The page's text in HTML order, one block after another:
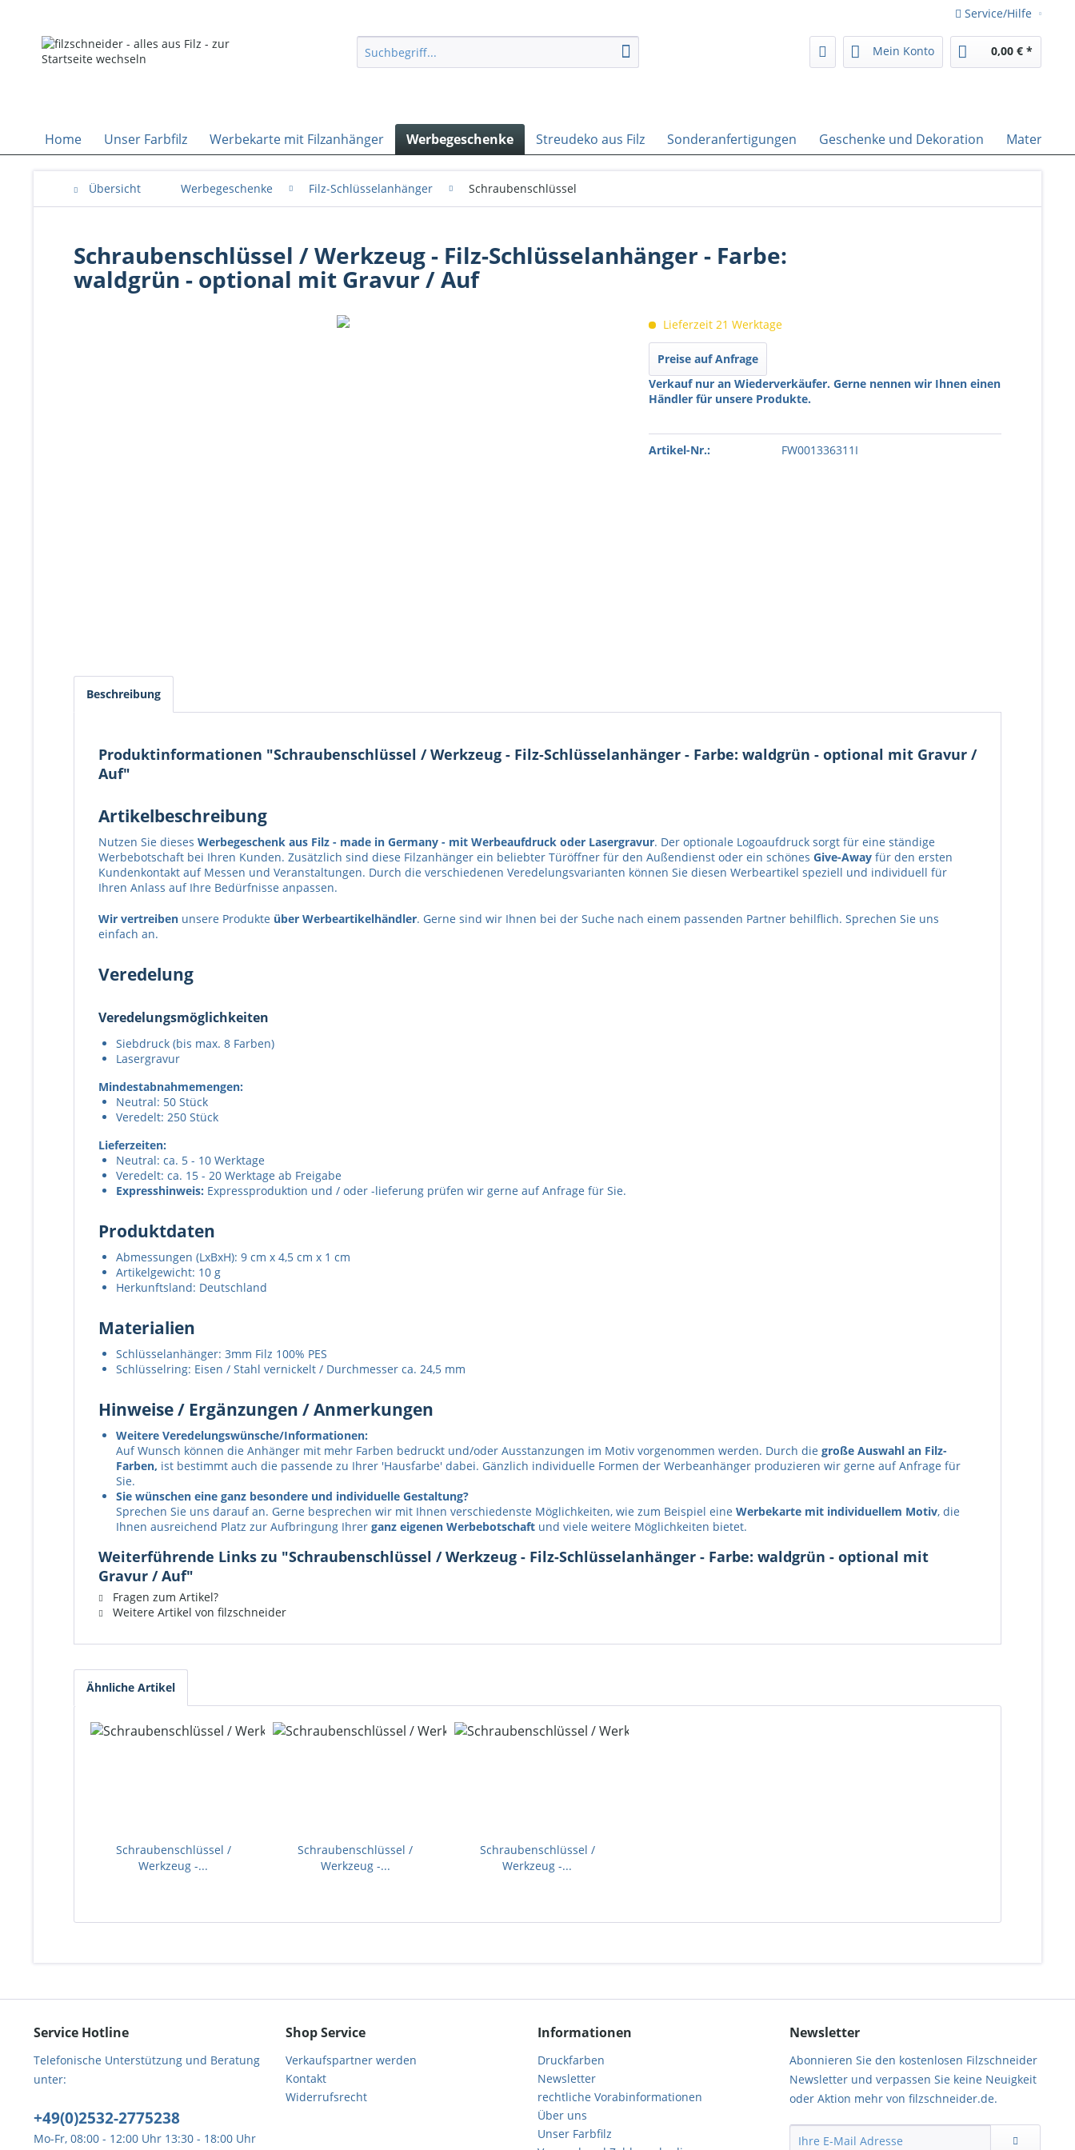
Service/Hilfe
Mein Konto 0,00 € *
Home Unser Farbfilz Werbekarte mit Filzanhänger Werbegeschenke Streudeko aus Filz Sonderanfertigungen Geschenke und Dekoration Material
Übersicht Werbegeschenke Filz-Schlüsselanhänger Schraubenschlüssel
Schraubenschlüssel / Werkzeug - Filz-Schlüsselanhänger - Farbe:
waldgrün - optional mit Gravur / Auf
Lieferzeit 21 Werktage
Preise auf Anfrage
Verkauf nur an Wiederverkäufer. Gerne nennen wir Ihnen einen
Händler für unsere Produkte.
Artikel-Nr.: FW001336311I
Beschreibung
Produktinformationen "Schraubenschlüssel / Werkzeug - Filz-Schlüsselanhänger - Farbe: waldgrün - optional mit Gravur /
Auf"
Artikelbeschreibung
Nutzen Sie dieses Werbegeschenk aus Filz - made in Germany - mit Werbeaufdruck oder Lasergravur. Der optionale Logoaufdruck sorgt für eine ständige
Werbebotschaft bei Ihren Kunden. Zusätzlich sind diese Filzanhänger ein beliebter Türöffner für den Außendienst oder ein schönes Give-Away für den ersten
Kundenkontakt auf Messen und Veranstaltungen. Durch die verschiedenen Veredelungsvarianten können Sie diesen Werbeartikel speziell und individuell für
Ihren Anlass auf Ihre Bedürfnisse anpassen.
Wir vertreiben unsere Produkte über Werbeartikelhändler. Gerne sind wir Ihnen bei der Suche nach einem passenden Partner behilflich. Sprechen Sie uns
einfach an.
Veredelung
Veredelungsmöglichkeiten
Siebdruck (bis max. 8 Farben)
Lasergravur
Mindestabnahmemengen:
Neutral: 50 Stück
Veredelt: 250 Stück
Lieferzeiten:
Neutral: ca. 5 - 10 Werktage
Veredelt: ca. 15 - 20 Werktage ab Freigabe
Expresshinweis: Expressproduktion und / oder -lieferung prüfen wir gerne auf Anfrage für Sie.
Produktdaten
Abmessungen (LxBxH): 9 cm x 4,5 cm x 1 cm
Artikelgewicht: 10 g
Herkunftsland: Deutschland
Materialien
Schlüsselanhänger: 3mm Filz 100% PES
Schlüsselring: Eisen / Stahl vernickelt / Durchmesser ca. 24,5 mm
Hinweise / Ergänzungen / Anmerkungen
Weitere Veredelungswünsche/Informationen:
Auf Wunsch können die Anhänger mit mehr Farben bedruckt und/oder Ausstanzungen im Motiv vorgenommen werden. Durch die große Auswahl an Filz-
Farben, ist bestimmt auch die passende zu Ihrer 'Hausfarbe' dabei. Gänzlich individuelle Formen der Werbeanhänger produzieren wir gerne auf Anfrage für
Sie.
Sie wünschen eine ganz besondere und individuelle Gestaltung?
Sprechen Sie uns darauf an. Gerne besprechen wir mit Ihnen verschiedenste Möglichkeiten, wie zum Beispiel eine Werbekarte mit individuellem Motiv, die
Ihnen ausreichend Platz zur Aufbringung Ihrer ganz eigenen Werbebotschaft und viele weitere Möglichkeiten bietet.
Weiterführende Links zu "Schraubenschlüssel / Werkzeug - Filz-Schlüsselanhänger - Farbe: waldgrün - optional mit
Gravur / Auf"
Fragen zum Artikel?
Weitere Artikel von filzschneider
Ähnliche Artikel
Schraubenschlüssel /
Werkzeug -...
Schraubenschlüssel /
Werkzeug -...
Schraubenschlüssel /
Werkzeug -...
Service Hotline
Telefonische Unterstützung und Beratung
unter:
+49(0)2532-2775238
Mo-Fr, 08:00 - 12:00 Uhr 13:30 - 18:00 Uhr
Shop Service
Verkaufspartner werden
Kontakt
Widerrufsrecht
Informationen
Druckfarben
Newsletter
rechtliche Vorabinformationen
Über uns
Unser Farbfilz
Newsletter
Abonnieren Sie den kostenlosen Filzschneider
Newsletter und verpassen Sie keine Neuigkeit
oder Aktion mehr von filzschneider.de.